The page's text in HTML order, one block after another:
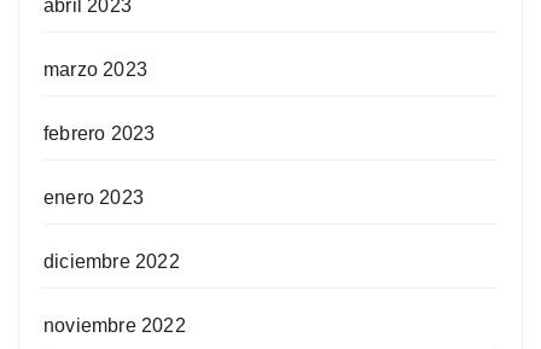
abril 2023
marzo 2023
febrero 2023
enero 2023
diciembre 2022
noviembre 2022